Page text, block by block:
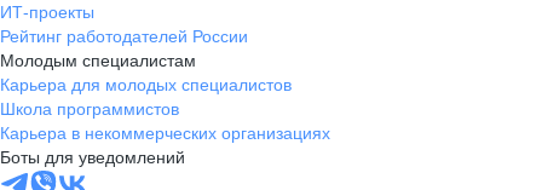
ИТ-проекты
Рейтинг работодателей России
Молодым специалистам
Карьера для молодых специалистов
Школа программистов
Карьера в некоммерческих организациях
Боты для уведомлений